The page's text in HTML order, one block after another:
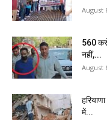
August
₹560
नहीं,...
August
में...